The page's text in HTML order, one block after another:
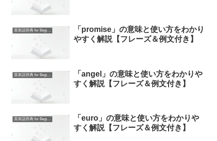
英単語辞典 for Beginners
「promise」の意味と使い方をわかり
やすく解説【フレーズ＆例文付き】
英単語辞典 for Beginners
「angel」の意味と使い方をわかりや
すく解説【フレーズ＆例文付き】
英単語辞典 for Beginners
「euro」の意味と使い方をわかりや
すく解説【フレーズ＆例文付き】